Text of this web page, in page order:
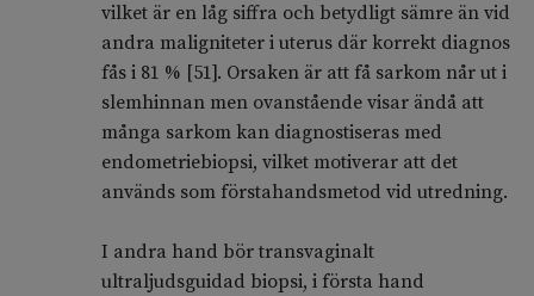
vilket är en låg siffra och betydligt sämre än vid
andra maligniteter i uterus där korrekt diagnos
fås i 81 % [51]. Orsaken är att få sarkom når ut i
slemhinnan men ovanstående visar ändå att
många sarkom kan diagnostiseras med
endometriebiopsi, vilket motiverar att det
används som förstahandsmetod vid utredning.
I andra hand bör transvaginalt
ultraljudsguidad biopsi, i första hand